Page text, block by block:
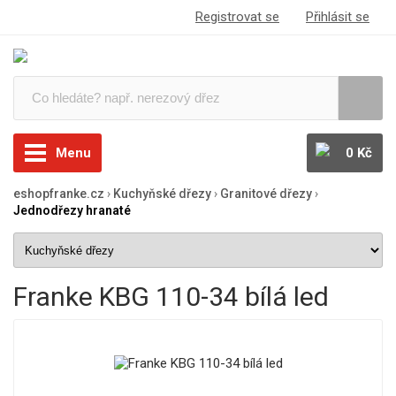
Registrovat se Přihlásit se
Menu 0 Kč
eshopfranke.cz › Kuchyňské dřezy› Granitové dřezy›
Jednodřezy hranaté
Franke KBG 110-34 bílá led